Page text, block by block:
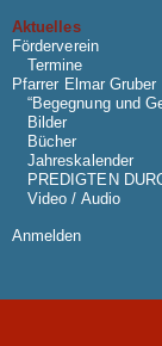
Aktuelles
Förderverein
Termine
Pfarrer Elmar Gruber
“Begegnung und
Bilder
Bücher
Jahreskalender
PREDIGTEN
Video / Audio
Anmelden